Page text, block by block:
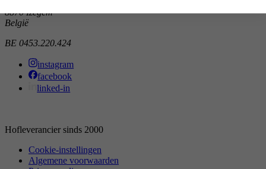
8870 Izegem
België
BE 0453.220.424
instagram
facebook
linked-in
Hofleverancier sinds 2000
Cookie-instellingen
Algemene voorwaarden